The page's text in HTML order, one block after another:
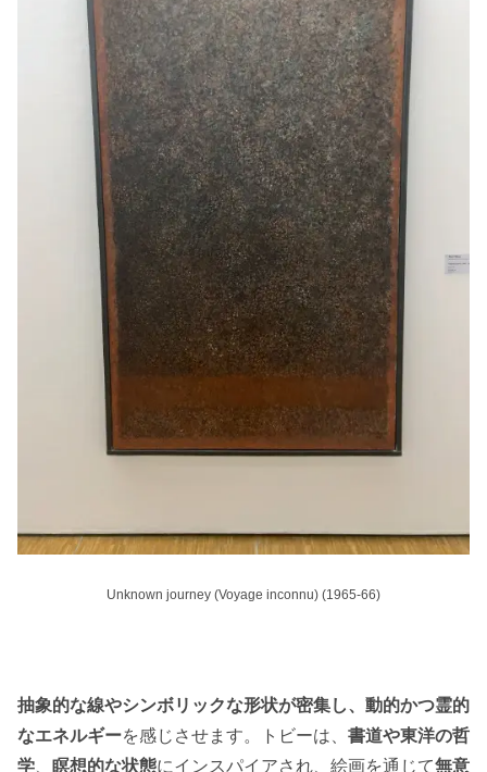
Unknown journey (Voyage inconnu) (1965-66)
抽象的な線やシンボリックな形状が密集し、動的かつ霊的
なエネルギーを感じさせます。トビーは、 書道や東洋の哲
学
瞑想的な状態にインスパイアされ、絵画を通じて無意